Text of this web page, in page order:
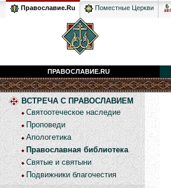
Православие.Ru Поместные Церкви
ПРАВОСЛАВИЕ.RU
ВСТРЕЧА С ПРАВОСЛАВИЕМ
Святоотеческое наследие
Проповеди
Апологетика
Православная библиотека
Святые и святыни
Подвижники благочестия